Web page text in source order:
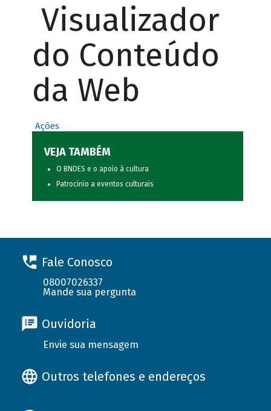
Visualizador
do Conteúdo
da Web
Ações
VEJA TAMBÉM
O BNDES e o apoio à cultura
Patrocínio a eventos culturais
Fale Conosco
08007026337
Mande sua pergunta
Ouvidoria
Envie sua mensagem
Outros telefones e endereços